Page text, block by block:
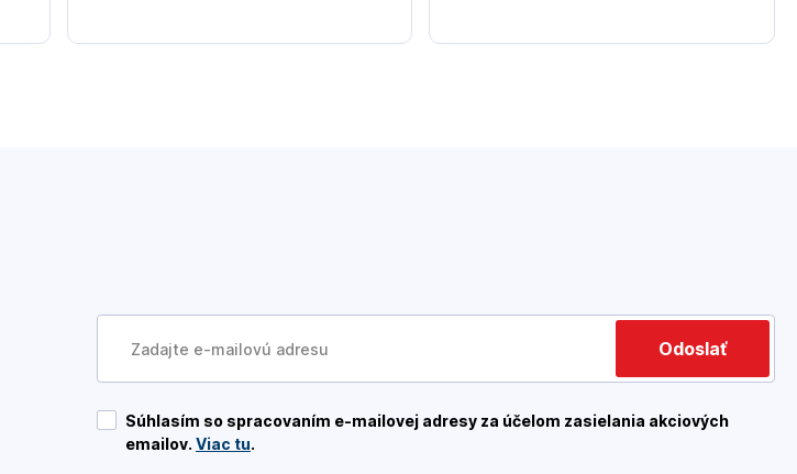
Odoslať
Súhlasím so spracovaním e-mailovej adresy za účelom zasielania akciových
emailov. Viac tu.